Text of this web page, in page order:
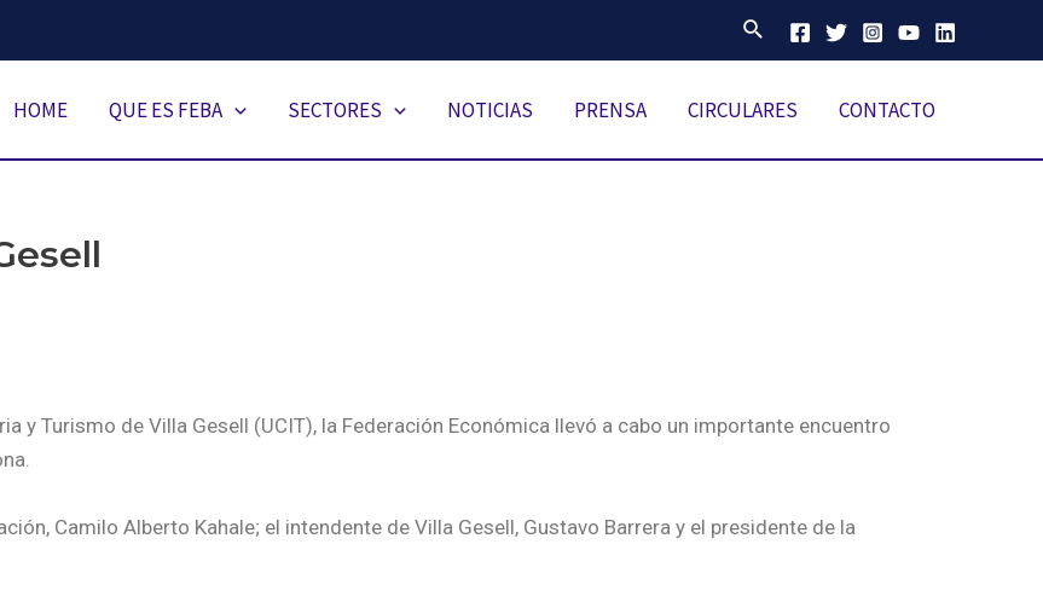
HOME QUE ES FEBA SECTORES NOTICIAS PRENSA CIRCULARES CONTACTO
y Turismo de Villa Gesell (UCIT), la Federación Económica llevó a cabo un importante encuentro
Camilo Alberto Kahale; el intendente de Villa Gesell, Gustavo Barrera y el presidente de la